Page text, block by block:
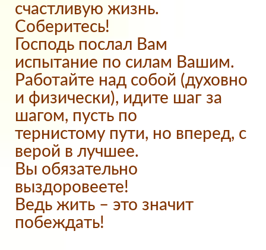
счастливую жизнь.
Соберитесь!
Господь послал Вам
испытание по силам Вашим.
Работайте над собой (духовно
и физически), идите шаг за
шагом, пусть по
тернистому пути, но вперед, с
верой в лучшее.
Вы обязательно
выздоровеете!
Ведь жить – это значит
побеждать!